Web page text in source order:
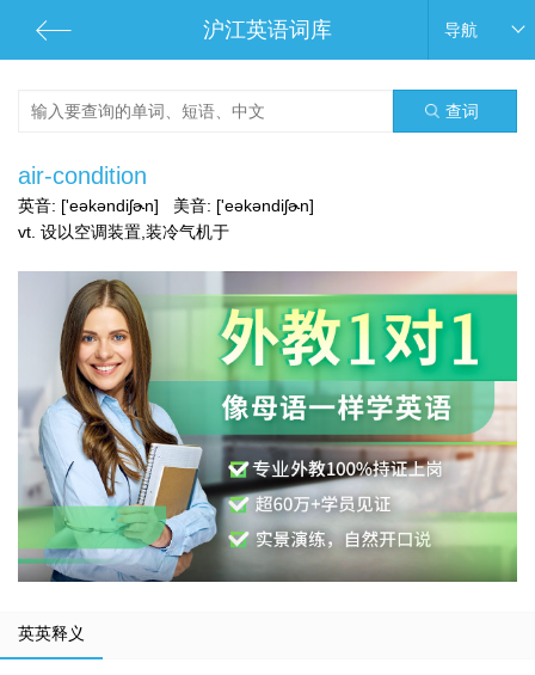
沪江英语词库 导航
查词
air-condition
英音: ['eəkəndiʃɚn] 美音: ['eəkəndiʃɚn]
vt. 设以空调装置,装冷气机于
英英释义